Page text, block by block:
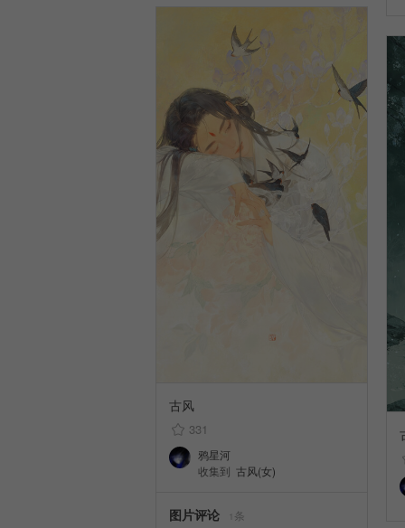
古风
331
鸦星河
收集到 古风(女)
图片评论 1 条